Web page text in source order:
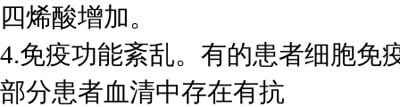
四烯酸增加。
4.免疫功能紊乱。有的患者细胞免
部分患者血清中存在有抗